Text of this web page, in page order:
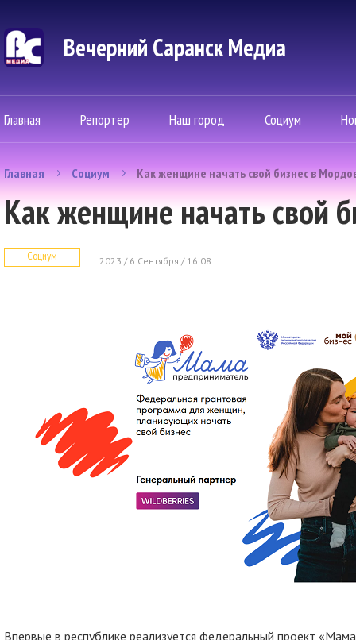
Вечерний Саранск Mедиа
Главная Репортер Наш город Социум
Главная Социум Как женщине начать свой бизнес в
Как женщине начать свой
Социум 2023 / 6 Сентября / 16:08
Впервые в республике реализуется федеральный проект